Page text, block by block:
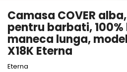
Camasa COVER
pentru barbati,
maneca lunga,
X18K Eterna
Eterna